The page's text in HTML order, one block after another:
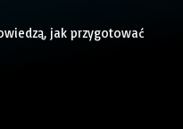
jak przygotować